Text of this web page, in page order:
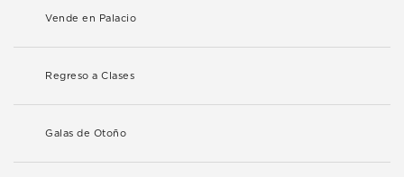
Vende en Palacio
Regreso a Clases
Galas de Otoño